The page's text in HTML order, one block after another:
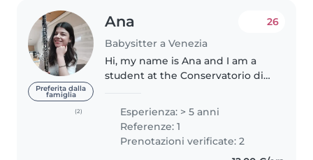
Preferita dalla
famiglia
(2)
Ana
Babysitter a Venezia
26
Hi, my name is Ana and I am a
student at the Conservatorio di
and I've been babysitting since I
was little (i have a younger
brother and sister) plus..
Esperienza: > 5 anni
Referenze: 1
Prenotazioni verificate: 2